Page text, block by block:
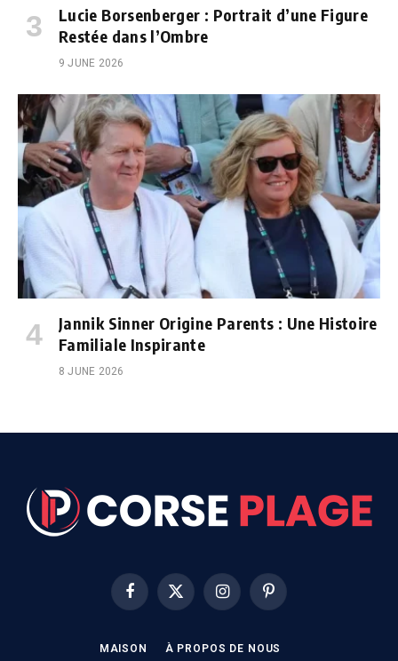
Lucie Borsenberger : Portrait d’une Figure
Restée dans l’Ombre
9 JUNE 2026
Jannik Sinner Origine Parents : Une Histoire
Familiale Inspirante
8 JUNE 2026
FacebookX
(Twitter)
InstagramPinterest
MAISON À PROPOS DE NOUS